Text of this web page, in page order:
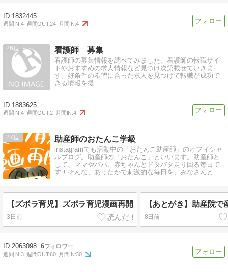
1832445
週間IN:4 週間OUT:24 月間IN:4
26 看護師 募集
看護師の募集情報を調べてみました。看護師の転職サイ
トやおすすめの求人情報など見つけ次第載せていきま
す。好条件の希望に合った求人を見つけて転職が成功で
きる情報を提
1883625
週間IN:4 週間OUT:2 月間IN:4
27 助産師のおたんこ学級
instagramでも活動中の「おたんこ助産師」のオフィシャ
ルブログ。助産師の「おたんこ」といいます。助産師と
して、ママやパパ、赤ちゃんとドタバタ走り回る毎日で
す！そんな、あったかで刺激的な毎日を、みなさんと共
【ズボラ育児】ズボラ育児漫画再開
3日前
【あとがき】助産院で
8日前
2063098 6
週間IN:3 週間OUT:60 月間IN:30